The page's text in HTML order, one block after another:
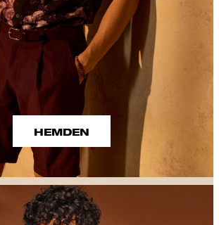
HEMDEN